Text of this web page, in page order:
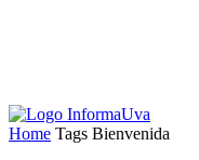
Home Tags Bienvenida